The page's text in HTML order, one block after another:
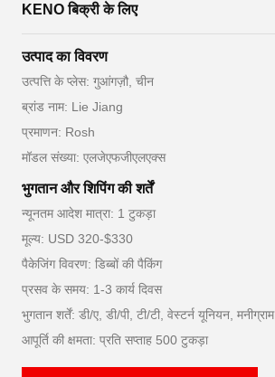
KENO बिक्री के लिए
उत्पाद का विवरण
उत्पत्ति के प्लेस: गुआंगज़ौ, चीन
ब्रांड नाम: Lie Jiang
प्रमाणन: Rosh
मॉडल संख्या: एलजेएफजीएलएक्स
भुगतान और शिपिंग की शर्तें
न्यूनतम आदेश मात्रा: 1 टुकड़ा
मूल्य: USD 320-$330
पैकेजिंग विवरण: डिब्बों की पैकिंग
प्रसव के समय: 1-3 कार्य दिवस
भुगतान शर्तें: डी/ए, डी/पी, टी/टी, वेस्टर्न यूनियन, मनीग्राम
आपूर्ति की क्षमता: प्रति सप्ताह 500 टुकड़ा